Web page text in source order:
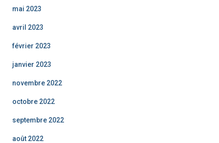
mai 2023
avril 2023
février 2023
janvier 2023
novembre 2022
octobre 2022
septembre 2022
août 2022